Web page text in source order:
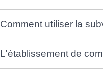
Comment utiliser la
L'établissement de